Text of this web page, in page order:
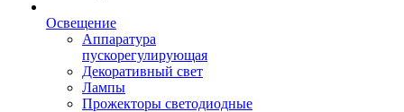
Освещение
Аппаратура
пускорегулирующая
Декоративный свет
Лампы
Прожекторы светодиодные